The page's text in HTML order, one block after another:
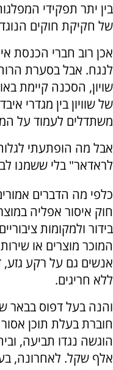
בין יתר תפקידי
של חקיקת חוקים
אכן רוב חברי הכנסת
לנגח. אבל בסערת
שויון, הסכנה קיימת
של שוויון בין מגדרי
משתדלים לעמוד על
אבל מה הופתעתי
לראדאר" בלי ששמנו
חוק איסור אפליה
בידור ולמקומות
המוכר מוצרים או
אנשים גם על רקע
ללא חריגים.
והנה בעל דפוס
חוברת בעלת תוכן
הוגשה נגדו תביעה,
אלף שקל. לאחרונה,